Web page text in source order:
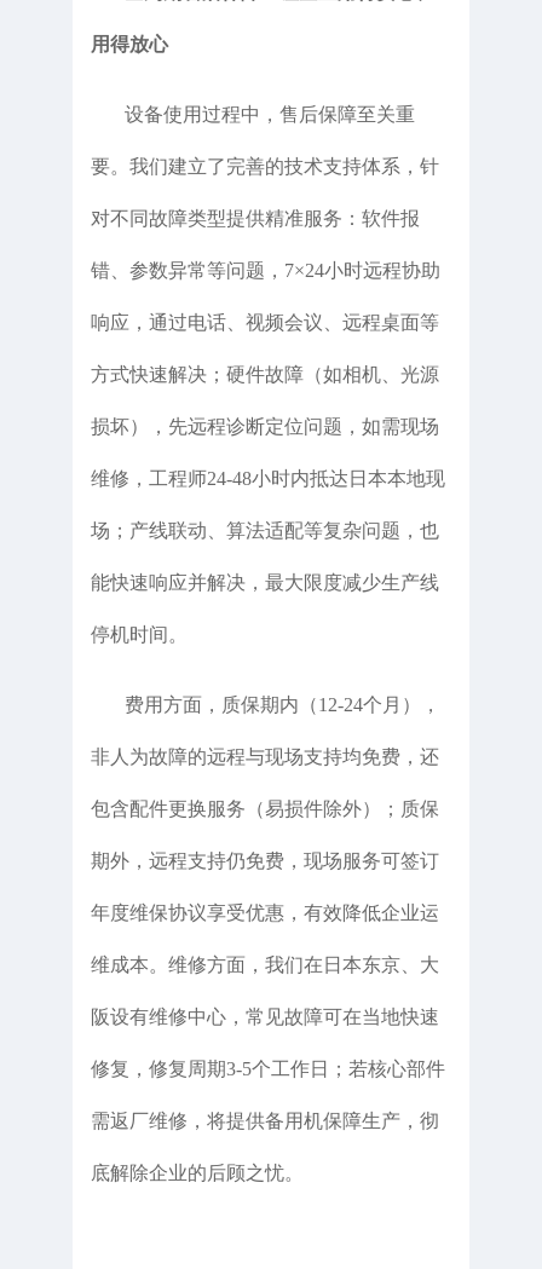
用得放心
设备使用过程中，售后保障至关重
要。我们建立了完善的技术支持体系，针
对不同故障类型提供精准服务：软件报
错、参数异常等问题，7×24小时远程协助
响应，通过电话、视频会议、远程桌面等
方式快速解决；硬件故障（如相机、光源
损坏），先远程诊断定位问题，如需现场
维修，工程师24-48小时内抵达日本本地现
场；产线联动、算法适配等复杂问题，也
能快速响应并解决，最大限度减少生产线
停机时间。
费用方面，质保期内（12-24个月），
非人为故障的远程与现场支持均免费，还
包含配件更换服务（易损件除外）；质保
期外，远程支持仍免费，现场服务可签订
年度维保协议享受优惠，有效降低企业运
维成本。维修方面，我们在日本东京、大
阪设有维修中心，常见故障可在当地快速
修复，修复周期3-5个工作日；若核心部件
需返厂维修，将提供备用机保障生产，彻
底解除企业的后顾之忧。